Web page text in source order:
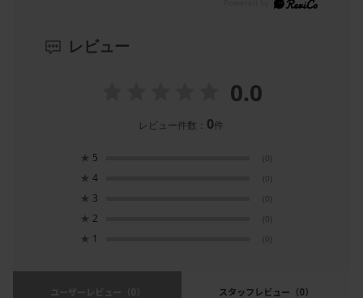
レビュー
0.0
レビュー件数： 0件
★ 5 (0)
★ 4 (0)
★ 3 (0)
★ 2 (0)
★ 1 (0)
ユーザーレビュー （0） スタッフレビュー （0）